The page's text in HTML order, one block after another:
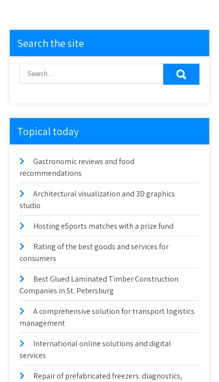
Search the site
Topical today
Gastronomic reviews and food
recommendations
Architectural visualization and 3D graphics
studio
Hosting eSports matches with a prize fund
Rating of the best goods and services for
consumers
Best Glued Laminated Timber Construction
Companies in St. Petersburg
A comprehensive solution for transport logistics
management
International online solutions and digital
services
Repair of prefabricated freezers: diagnostics,